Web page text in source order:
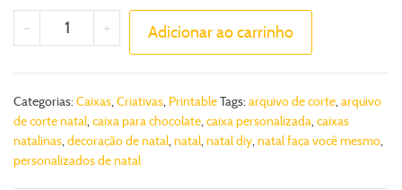
- + Adicionar ao carrinho
Categorias: Caixas,Criativas, PrintableTags: arquivo de corte,arquivo
de corte natal,caixa para chocolate,caixa personalizada,caixas
natalinas,decoração de natal,natal,natal diy,natal faça você mesmo,
personalizados de natal